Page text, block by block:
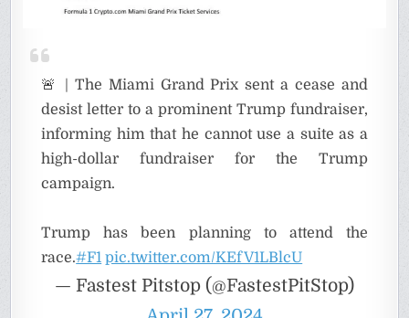
🚨 | The Miami Grand Prix sent a cease and
desist letter to a prominent Trump fundraiser,
informing him that he cannot use a suite as a
high-dollar fundraiser for the Trump
campaign.
Trump has been planning to attend the
race.#F1 pic.twitter.com/KEfV1LBlcU
— Fastest Pitstop (@FastestPitStop)